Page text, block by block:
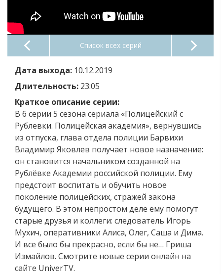
Список всех серий
Дата выхода: 10.12.2019
Длительность: 23:05
Краткое описание серии:
В 6 серии 5 сезона сериала «Полицейский с
Рублевки. Полицейская академия», вернувшись
из отпуска, глава отдела полиции Барвихи
Владимир Яковлев получает новое назначение:
он становится начальником созданной на
Рублёвке Академии российской полиции. Ему
предстоит воспитать и обучить новое
поколение полицейских, стражей закона
будущего. В этом непростом деле ему помогут
старые друзья и коллеги: следователь Игорь
Мухич, оперативники Алиса, Олег, Саша и Дима.
И все было бы прекрасно, если бы не… Гриша
Измайлов. Смотрите новые серии онлайн на
сайте UniverTV.